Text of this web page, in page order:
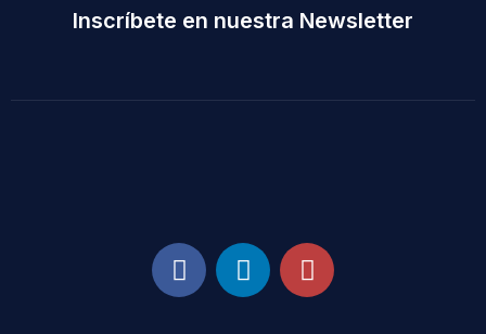
Inscríbete en nuestra Newsletter